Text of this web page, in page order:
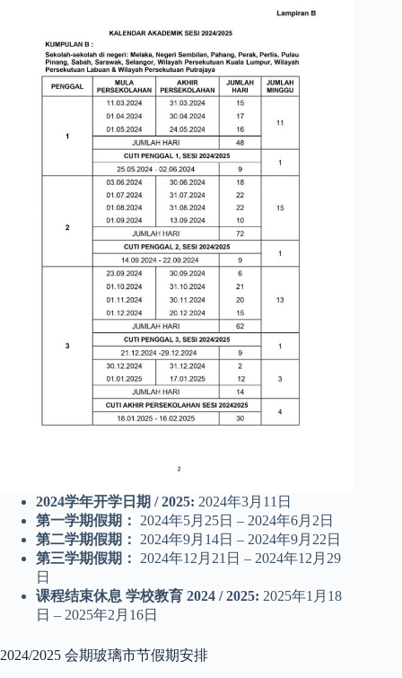
2024学年开学日期 / 2025: 2024年3月11日
第一学期假期：
2024年5月25日 – 2024年6月2日
第二学期假期：
2024年9月14日 – 2024年9月22日
第三学期假期：
2024年12月21日 – 2024年12月29
日
课程结束休息 学校教育 2024 / 2025: 2025年1月18
日 – 2025年2月16日
2024/2025 会期玻璃市节假期安排